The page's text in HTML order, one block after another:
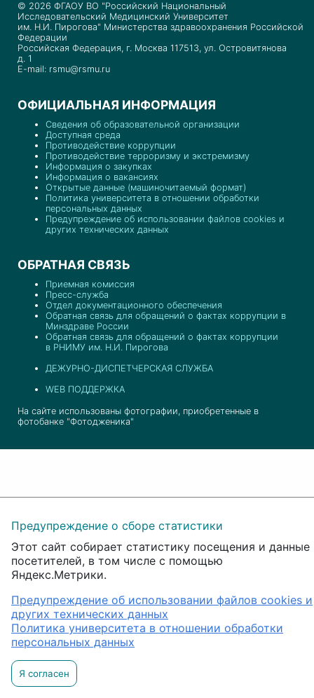
© 2026 ФГАОУ ВО "Российский Национальный
Исследовательский Медицинский Университет
им. Н.И. Пирогова" Министерства здравоохранения Российской
Федерации
Российская Федерация, г. Москва 117513, ул. Островитянова
д. 1
E-mail: rsmu@rsmu.ru
ОФИЦИАЛЬНАЯ ИНФОРМАЦИЯ
Сведения об образовательной организации
Доступная среда
Противодействие коррупции
Противодействие терроризму и экстремизму
Информация о закупках
Информация о вакансиях
Открытые данные (машиночитаемый формат)
Политика университета в отношении обработки
персональных данных
Предупреждение об использовании файлов cookies и
других технических данных
ОБРАТНАЯ СВЯЗЬ
Приемная комиссия
Пресс-служба
Отдел документационного обеспечения
Обратная связь для обращений о фактах коррупции в
Минздраве России
Обратная связь для обращений о фактах коррупции
в РНИМУ им. Н.И. Пирогова
ДЕЖУРНО-ДИСПЕТЧЕРСКАЯ СЛУЖБА
WEB ПОДДЕРЖКА
На сайте использованы фотографии, приобретенные в
фотобанке "Фотодженика"
Предупреждение о сборе статистики
Этот сайт собирает статистику посещения и данные
посетителей, в том числе с помощью
Яндекс.Метрики.
Предупреждение об использовании файлов cookies и
других технических данных
Политика университета в отношении обработки
персональных данных
Я согласен